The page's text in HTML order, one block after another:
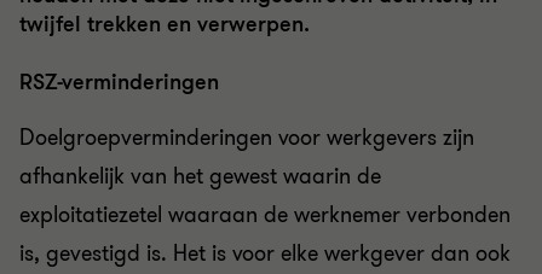
twijfel trekken en verwerpen.
RSZ-verminderingen
Doelgroepverminderingen voor werkgevers zijn
afhankelijk van het gewest waarin de
exploitatiezetel waaraan de werknemer verbonden
is, gevestigd is. Het is voor elke werkgever dan ook